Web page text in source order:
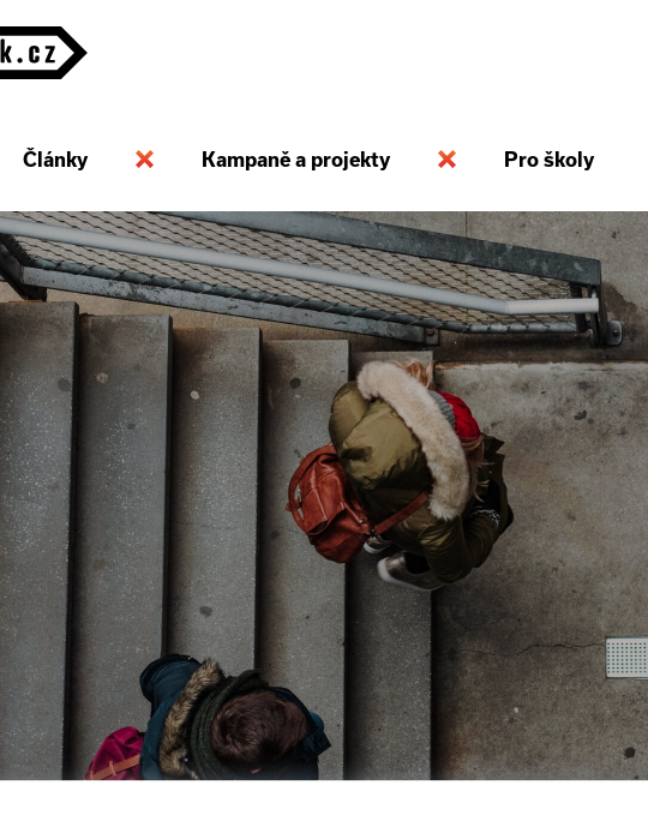
Články Kampaně a projekty Pro školy